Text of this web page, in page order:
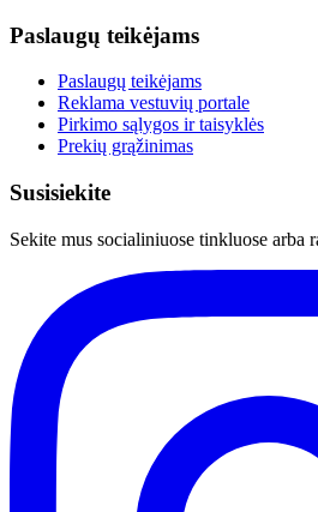
Paslaugų teikėjams
Paslaugų teikėjams
Reklama vestuvių portale
Pirkimo sąlygos ir taisyklės
Prekių grąžinimas
Susisiekite
Sekite mus socialiniuose tinkluose arba